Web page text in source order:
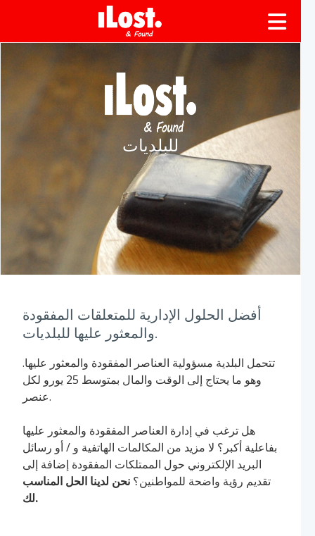
للبلديات
أفضل الحلول الإدارية للمتعلقات المفقودة
والمعثور عليها للبلديات.
تتحمل البلدية مسؤولية العناصر المفقودة والمعثور عليها.
وهو ما يحتاج إلى الوقت والمال بمتوسط 25 يورو لكل
عنصر.
هل ترغب في إدارة العناصر المفقودة والمعثور عليها
بفاعلية أكبر؟ لا مزيد من المكالمات الهاتفية و / أو رسائل
البريد الإلكتروني حول الممتلكات المفقودة إضافة إلى
تقديم رؤية واضحة للمواطنين؟ نحن لدينا الحل المناسب
لك.